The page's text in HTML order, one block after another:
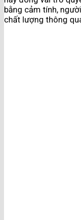
bằng cảm tính,
chất lượng thông